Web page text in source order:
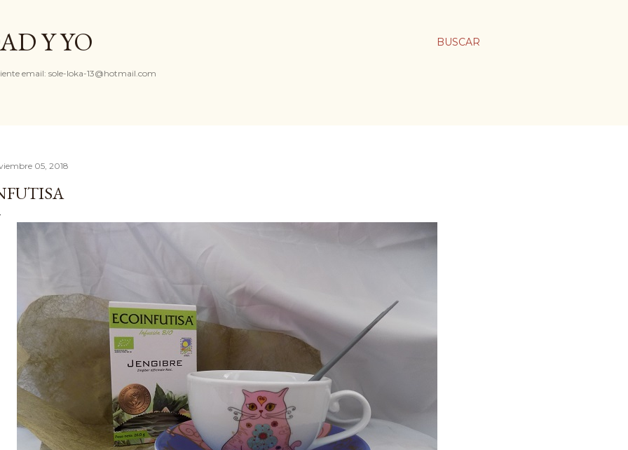
BUSCAR
Y YO
email: sole-loka-13@hotmail.com
05, 2018